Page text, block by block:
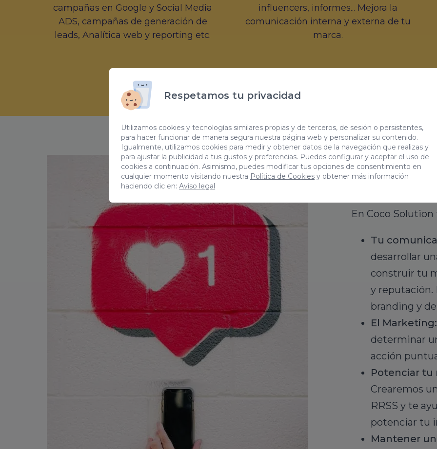
Respetamos tu privacidad
Utilizamos cookies y tecnologías similares propias y de terceros, de sesión o persistentes,
para hacer funcionar de manera segura nuestra página web y personalizar su contenido.
Igualmente, utilizamos cookies para medir y obtener datos de la navegación que realizas y
para ajustar la publicidad a tus gustos y preferencias. Puedes configurar y aceptar el uso de
cookies a continuación. Asimismo, puedes modificar tus opciones de consentimiento en
cualquier momento visitando nuestra Política de Cookies y obtener más información
haciendo clic en: Aviso legal
campañas en Google y Social Media
ADS, campañas de generación de
leads, Analítica web y reporting etc.
influencers, informes... Mejora la
comunicación interna y externa de tu
marca.
Coco
de
En Coco
Tu
desarrollar
construir tu
y reputación.
branding y
El Marketing:
determinar
acción
Potenciar tu
Crearemos
RRSS y te
potenciar tu
Mantener